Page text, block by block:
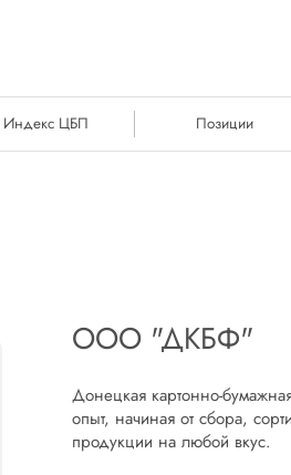
Индекс ЦБП Позиции
ООО "ДКБФ"
Донецкая картонно-
опыт, начиная от сбора,
продукции на любой вкус.